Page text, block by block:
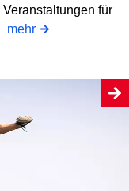
für
mehr